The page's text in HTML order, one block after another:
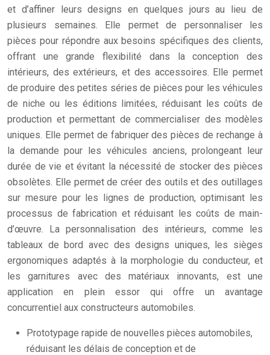
et d’affiner leurs designs en quelques jours au lieu de
plusieurs semaines. Elle permet de personnaliser les
pièces pour répondre aux besoins spécifiques des clients,
offrant une grande flexibilité dans la conception des
intérieurs, des extérieurs, et des accessoires. Elle permet
de produire des petites séries de pièces pour les véhicules
de niche ou les éditions limitées, réduisant les coûts de
production et permettant de commercialiser des modèles
uniques. Elle permet de fabriquer des pièces de rechange à
la demande pour les véhicules anciens, prolongeant leur
durée de vie et évitant la nécessité de stocker des pièces
obsolètes. Elle permet de créer des outils et des outillages
sur mesure pour les lignes de production, optimisant les
processus de fabrication et réduisant les coûts de main-
d’œuvre. La personnalisation des intérieurs, comme les
tableaux de bord avec des designs uniques, les sièges
ergonomiques adaptés à la morphologie du conducteur, et
les garnitures avec des matériaux innovants, est une
application en plein essor qui offre un avantage
concurrentiel aux constructeurs automobiles.
Prototypage rapide de nouvelles pièces automobiles,
réduisant les délais de conception et de